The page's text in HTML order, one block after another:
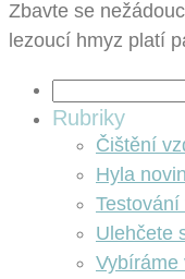
Zbavte se
lezoucí hmyz platí
Rubriky
Čištění
Hyla
Testování
Ulehčete
Vybíráme